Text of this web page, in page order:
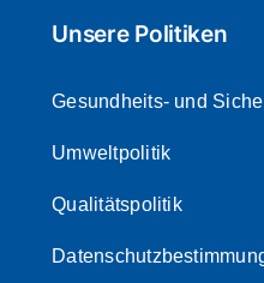
Unsere Politiken
Gesundheits- und
Umweltpolitik
Qualitätspolitik